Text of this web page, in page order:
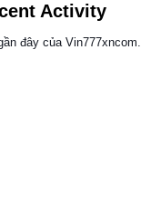
Activity
đây của Vin777xncom.